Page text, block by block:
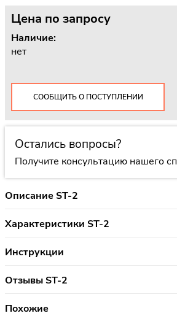
Цена по запросу
Наличие:
нет
СООБЩИТЬ О ПОСТУПЛЕНИИ
Остались вопросы?
Получите консультацию нашего
Описание ST-2
Характеристики ST-2
Инструкции
Отзывы ST-2
Похожие